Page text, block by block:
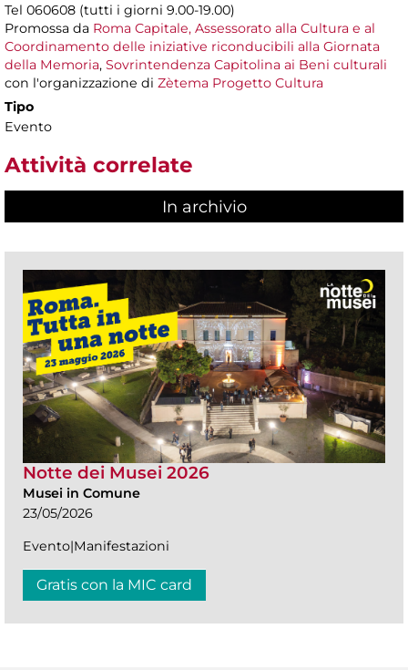
Tel 060608 (tutti i giorni 9.00-19.00)
Promossa da Roma Capitale, Assessorato alla Cultura e al
Coordinamento delle iniziative riconducibili alla Giornata
della Memoria, Sovrintendenza Capitolina ai Beni culturali
con l'organizzazione di Zètema Progetto Cultura
Tipo
Evento
Attività correlate
In archivio
Notte dei Musei 2026
Musei in Comune
23/05/2026
Evento|Manifestazioni
Gratis con la MIC card